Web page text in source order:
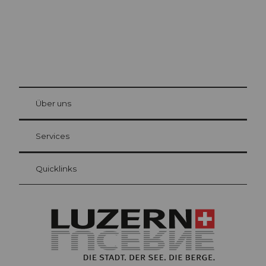
Gästekarte Luzern
Ihre Vorteile als Übernachtungsgast
at Bre
Über uns
Services
Quicklinks